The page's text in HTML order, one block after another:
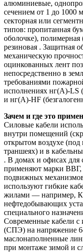
алюминиевые,
сечением от 1 до 1000
секторная или
типов: пропитанная
оболочке),
резиновая . Защитная
механическую
оцинкованных лент
непосредственно в
требованиями
исполнениях нг(А)-LS
и нг(А)-HF
Зачем и где это
Силовые кабели
внутри помещений
открытом воздухе (под
траншеях) и в
. В домах и офисах для
применяют марки
подвижных
используют гибкие
жилами — например,
нефтедобывающих
специального
Современные кабели с
(СПЭ) на напряжение
маслонаполненные
при монтаже зимой и